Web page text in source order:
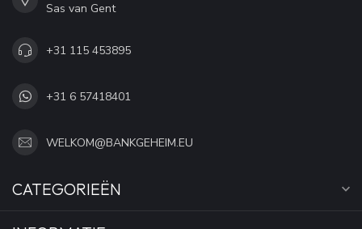
Sas van Gent
+31 115 453895
+31 6 57418401
WELKOM@BANKGEHEIM.EU
CATEGORIEËN